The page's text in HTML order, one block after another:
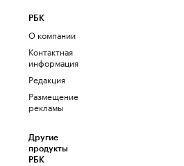
РБК
О компании
Контактная
информация
Редакция
Размещение
рекламы
Другие
продукты
РБК